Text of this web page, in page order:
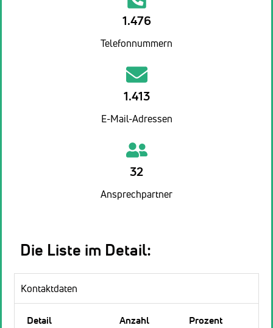
1.476
Telefonnummern
1.413
E-Mail-Adressen
32
Ansprechpartner
Die Liste im Detail:
Kontaktdaten
Detail Anzahl
Prozent